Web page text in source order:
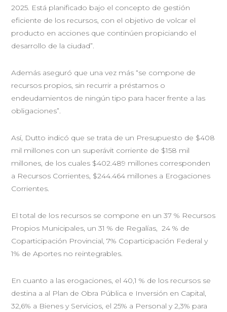
2025. Está planificado bajo el concepto de gestión
eficiente de los recursos, con el objetivo de volcar el
producto en acciones que continúen propiciando el
desarrollo de la ciudad”.
Además aseguró que una vez más “se compone de
recursos propios, sin recurrir a préstamos o
endeudamientos de ningún tipo para hacer frente a las
obligaciones”.
Así, Dutto indicó que se trata de un Presupuesto de $408
mil millones con un superávit corriente de $158 mil
millones, de los cuales $402.489 millones corresponden
a Recursos Corrientes, $244.464 millones a Erogaciones
Corrientes.
El total de los recursos se compone en un 37 % Recursos
Propios Municipales, un 31 % de Regalías, 24 % de
Coparticipación Provincial, 7% Coparticipación Federal y
1% de Aportes no reintegrables.
En cuanto a las erogaciones, el 40,1 % de los recursos se
destina a al Plan de Obra Pública e Inversión en Capital,
32,6% a Bienes y Servicios, el 25% a Personal y 2,3% para